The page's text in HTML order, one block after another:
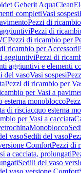
Geberit AquaClean
completiVasi sospesi
Pezzi di
Pezzi di
Pezzi di ricambio per
ricambio per Accessori
aggiuntiviPezzi di
aggiuntivi e elementi
del vasoVasi sospesi
Pezzi di ricambio per
per Vasi a
esterna monoblocco
di risciacquo esterna
per Vasi a cacciata
Monoblocco
vasoSedili del vaso
ComfortPezzi di
a cacciata, prolungati
Sedili del vaso
vaso versione Comfort